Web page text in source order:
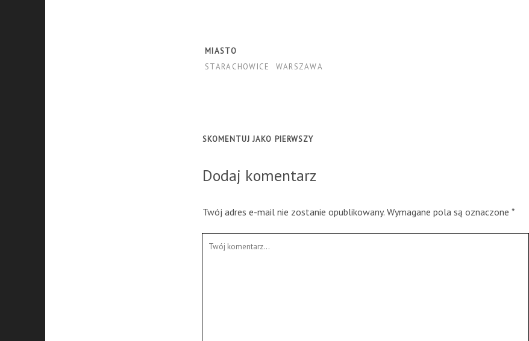
MIASTO
STARACHOWICE
WARSZAWA
SKOMENTUJ JAKO PIERWSZY
Dodaj komentarz
Twój adres e-mail nie zostanie opublikowany. Wymagane pola są oznaczone *
Twój
komentarz